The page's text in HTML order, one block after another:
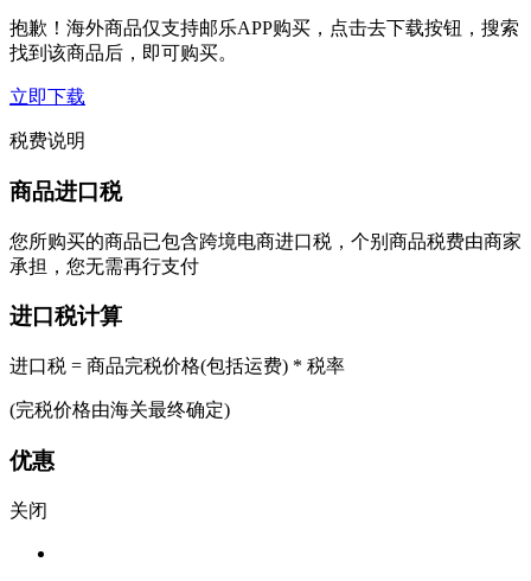
抱歉！海外商品仅支持邮乐APP购买，点击去下载按钮，搜索
找到该商品后，即可购买。
立即下载
税费说明
商品进口税
您所购买的商品已包含跨境电商进口税，个别商品税费由商家
承担，您无需再行支付
进口税计算
进口税 = 商品完税价格(包括运费) * 税率
(完税价格由海关最终确定)
优惠
关闭